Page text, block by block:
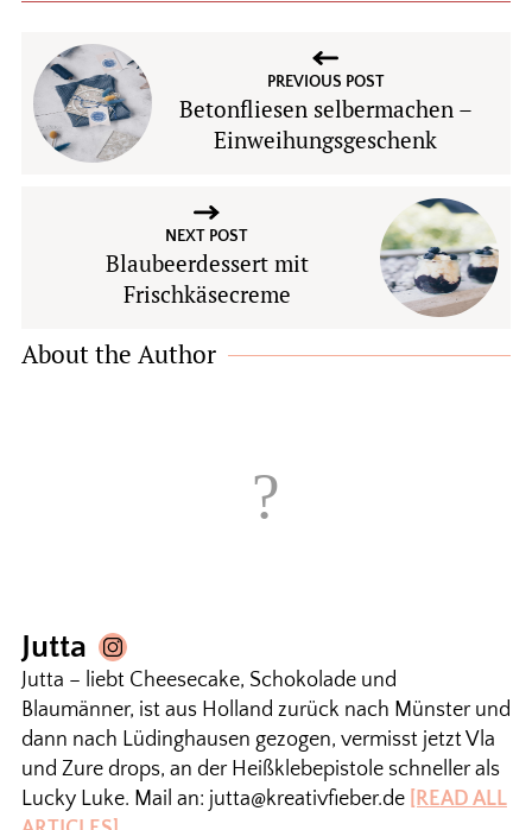
PREVIOUS POST
Betonfliesen selbermachen –
Einweihungsgeschenk
NEXT POST
Blaubeerdessert mit
Frischkäsecreme
About the Author
Jutta
Jutta – liebt Cheesecake, Schokolade und
Blaumänner, ist aus Holland zurück nach Münster und
dann nach Lüdinghausen gezogen, vermisst jetzt Vla
und Zure drops, an der Heißklebepistole schneller als
Lucky Luke. Mail an: jutta@kreativfieber.de [READ ALL